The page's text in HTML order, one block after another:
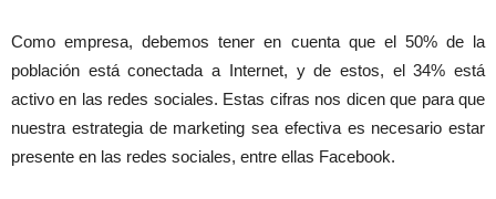
Como empresa, debemos tener en cuenta que el 50% de la
población está conectada a Internet, y de estos, el 34% está
activo en las redes sociales. Estas cifras nos dicen que para que
nuestra estrategia de marketing sea efectiva es necesario estar
presente en las redes sociales, entre ellas Facebook.